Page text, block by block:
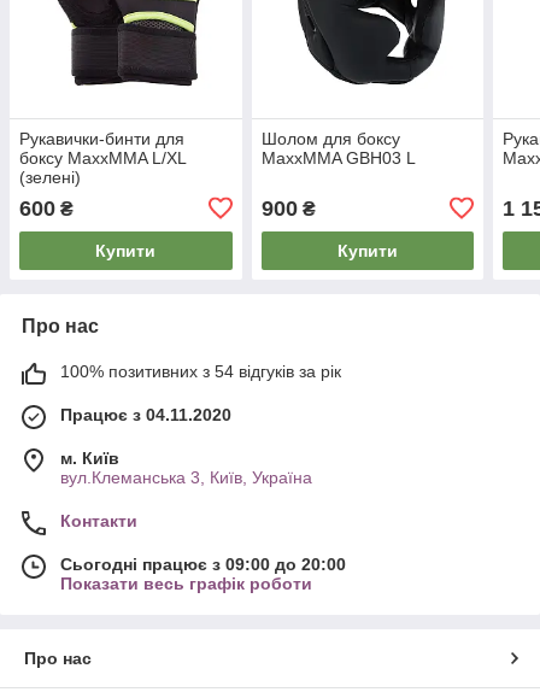
Рукавички-бинти для
боксу MaxxMMA L/XL
(зелені)
600 ₴
Купити
Шолом для боксу
MaxxMMA GBH03 L
900₴
Купити
1
Про нас
100% позитивних з 54 відгуків за рік
Працює з 04.11.2020
м. Київ
вул.Клеманська 3, Київ, Україна
Контакти
Сьогодні працює з 09:00 до 20:00
Показати весь графік роботи
Про нас